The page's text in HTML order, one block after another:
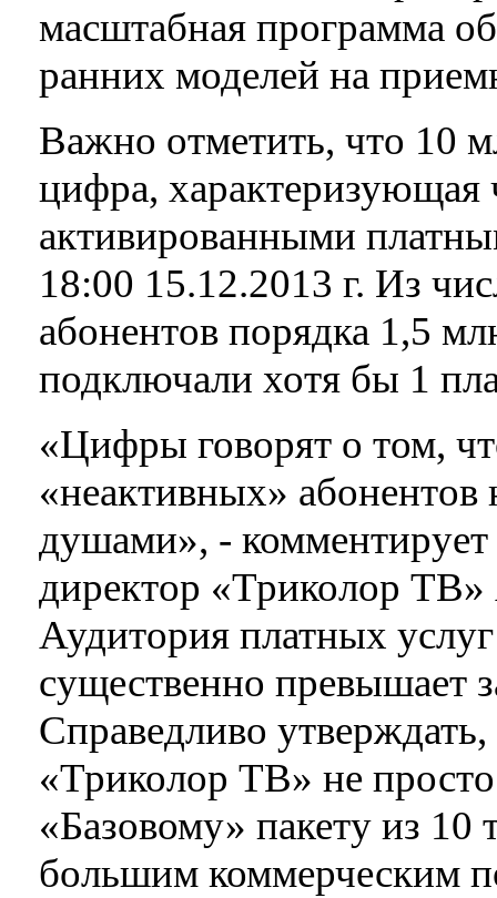
масштабная программа
ранних моделей на
Важно отметить, что 10
цифра, характеризующая
активированными
18:00 15.12.2013 г. Из
абонентов порядка 1,5
подключали хотя бы 1
«Цифры говорят о том,
«неактивных» абонентов
душами», - комментирует
директор «Триколор
Аудитория платных
существенно превышает
Справедливо утверждать,
«Триколор ТВ» не
«Базовому» пакету из 10
большим коммерческим